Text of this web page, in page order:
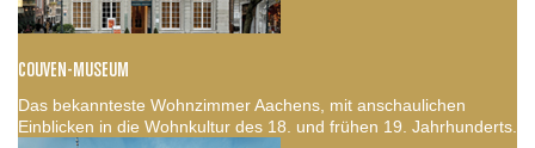
COUVEN-MUSEUM
Das bekannteste Wohnzimmer Aachens, mit anschaulichen
Einblicken in die Wohnkultur des 18. und frühen 19. Jahrhunderts.